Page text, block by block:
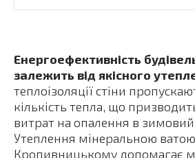
Енергоефективність
залежить від якісного
теплоізоляції стіни
кількість тепла, що
витрат на опалення в зимовий
Утеплення мінеральною
Кропивницькому допомагає